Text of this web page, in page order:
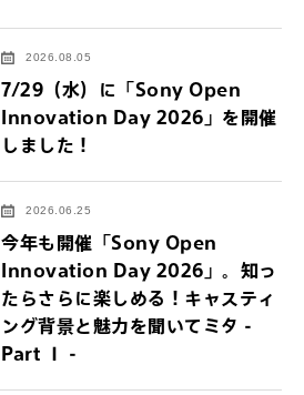
2026.08.05
7/29（水）に「Sony Open
Innovation Day 2026」を開催
しました！
2026.06.25
今年も開催「Sony Open
Innovation Day 2026」。知っ
たらさらに楽しめる！キャスティ
ング背景と魅力を聞いてミタ -
Part Ⅰ -